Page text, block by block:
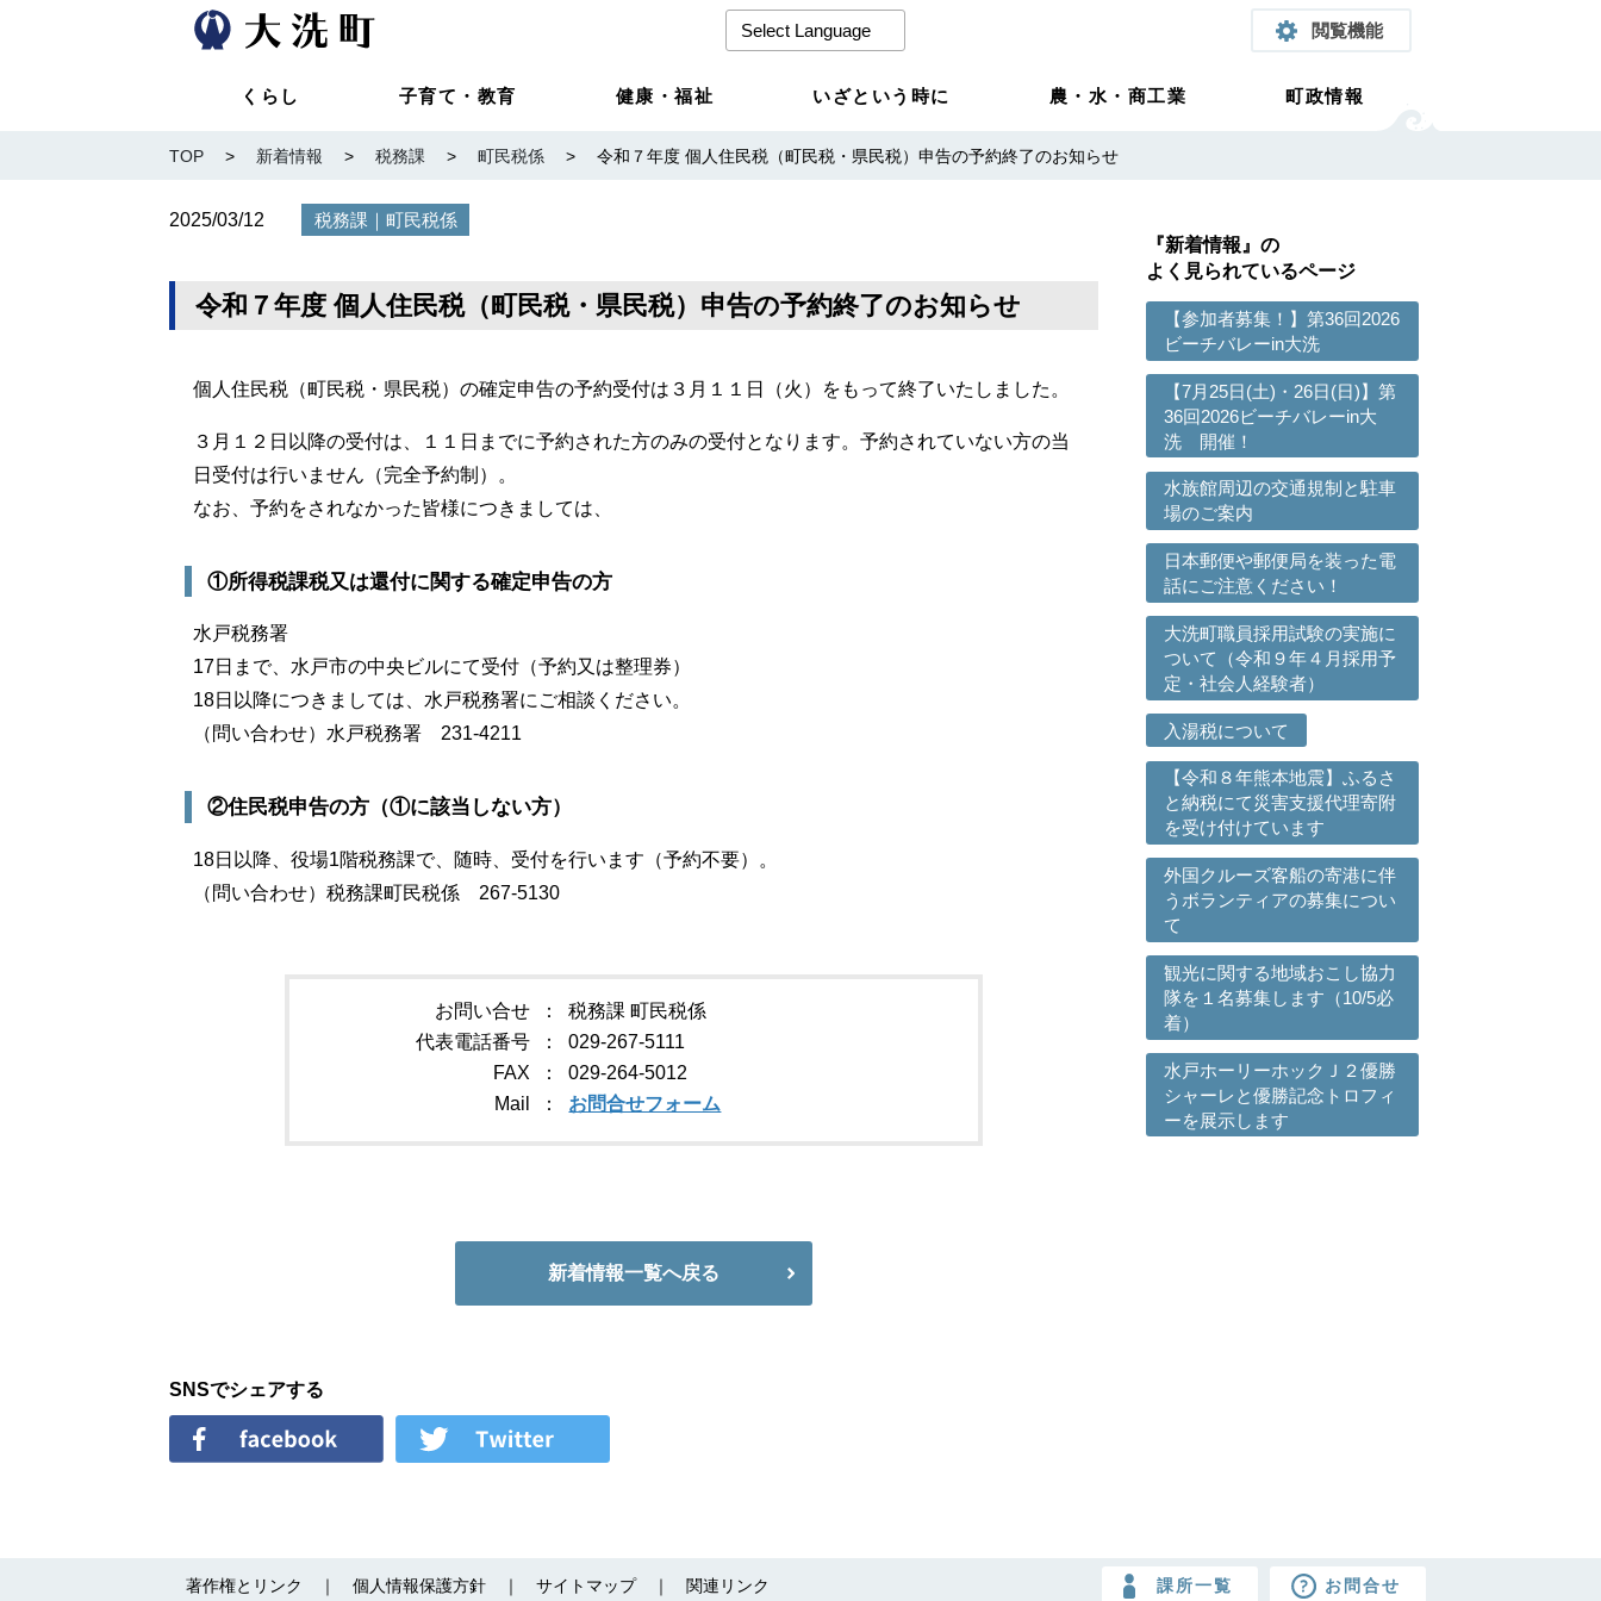
閲覧機能
くらし 子育て・教育 健康・福祉 いざという時に 農・水・商工業 町政情報
TOP > 新着情報 > 税務課 > 町民税係 > 令和７年度 個人住民税（町民税・県民税）申告の予約終了のお知らせ
2025/03/12 税務課 ｜ 町民税係
令和７年度 個人住民税（町民税・県民税）申告の予約終了のお知らせ
個人住民税（町民税・県民税）の確定申告の予約受付は３月１１日（火）をもって終了いたしました。
３月１２日以降の受付は、１１日までに予約された方のみの受付となります。予約されていない方の当
日受付は行いません（完全予約制）。
なお、予約をされなかった皆様につきましては、
①所得税課税又は還付に関する確定申告の方
水戸税務署
17日まで、水戸市の中央ビルにて受付（予約又は整理券）
18日以降につきましては、水戸税務署にご相談ください。
（問い合わせ）水戸税務署 231-4211
②住民税申告の方（①に該当しない方）
18日以降、役場1階税務課で、随時、受付を行います（予約不要）。
（問い合わせ）税務課町民税係 267-5130
お問い合せ
税務課 町民税係
代表電話番号
029-267-5111
FAX
029-264-5012
Mail
お問合せフォーム
新着情報一覧へ戻る
SNSでシェアする
『新着情報』の
よく見られているページ
【参加者募集！】第36回2026
ビーチバレーin大洗
【7月25日(土)・26日(日)】第
36回2026ビーチバレーin大
洗 開催！
水族館周辺の交通規制と駐車
場のご案内
日本郵便や郵便局を装った電
話にご注意ください！
大洗町職員採用試験の実施に
ついて（令和９年４月採用予
定・社会人経験者）
入湯税について
【令和８年熊本地震】ふるさ
と納税にて災害支援代理寄附
を受け付けています
外国クルーズ客船の寄港に伴
うボランティアの募集につい
て
観光に関する地域おこし協力
隊を１名募集します（10/5必
着）
水戸ホーリーホックＪ２優勝
シャーレと優勝記念トロフィ
ーを展示します
著作権とリンク 個人情報保護方針 サイトマップ 関連リンク 課所一覧 お問合せ